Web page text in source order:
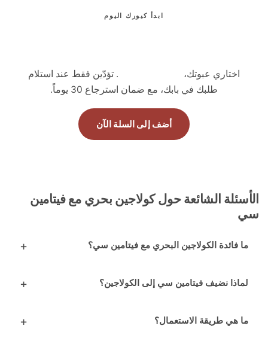
ابدأ كيورك اليوم
اختاري عبوتك،بدون دفع مسبق
. تؤدّين فقط عند استلام
طلبك في بابك، مع ضمان استرجاع 30 يوماً.
أضف إلى السلة الآن
الشائعة حول كولاجين بحري مع فيتامين
فائدة الكولاجين البحري مع فيتامين سي؟
نضيف فيتامين سي إلى الكولاجين؟
هي طريقة الاستعمال؟